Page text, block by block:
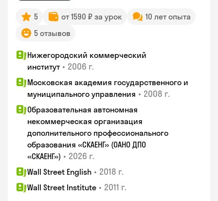
5 от 1590 ₽ за урок
10 лет опыта
5 отзывов
Нижегородский коммерческий
институт • 2006 г.
Московская академия государственного и
муниципального управления • 2008 г.
Образовательная автономная
некоммерческая организация
дополнительного профессионального
образования «СКАЕНГ» (ОАНО ДПО
«СКАЕНГ») • 2026 г.
Wall Street English • 2018 г.
Wall Street Institute • 2011 г.